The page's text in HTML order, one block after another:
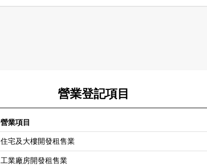
營業登記項目
營業項目
住宅及大樓開發租售業
工業廠房開發租售業